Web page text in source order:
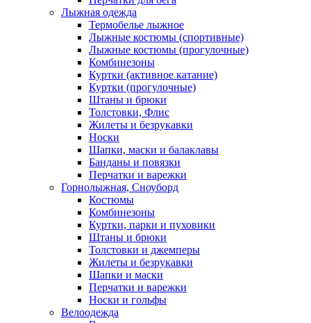
Лыжная одежда
Термобелье лыжное
Лыжные костюмы (спортивные)
Лыжные костюмы (прогулочные)
Комбинезоны
Куртки (активное катание)
Куртки (прогулочные)
Штаны и брюки
Толстовки, Флис
Жилеты и безрукавки
Носки
Шапки, маски и балаклавы
Банданы и повязки
Перчатки и варежки
Горнолыжная, Сноуборд
Костюмы
Комбинезоны
Куртки, парки и пуховики
Штаны и брюки
Толстовки и джемперы
Жилеты и безрукавки
Шапки и маски
Перчатки и варежки
Носки и гольфы
Велоодежда